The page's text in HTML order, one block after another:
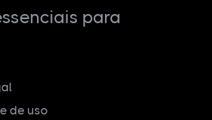
para
de uso